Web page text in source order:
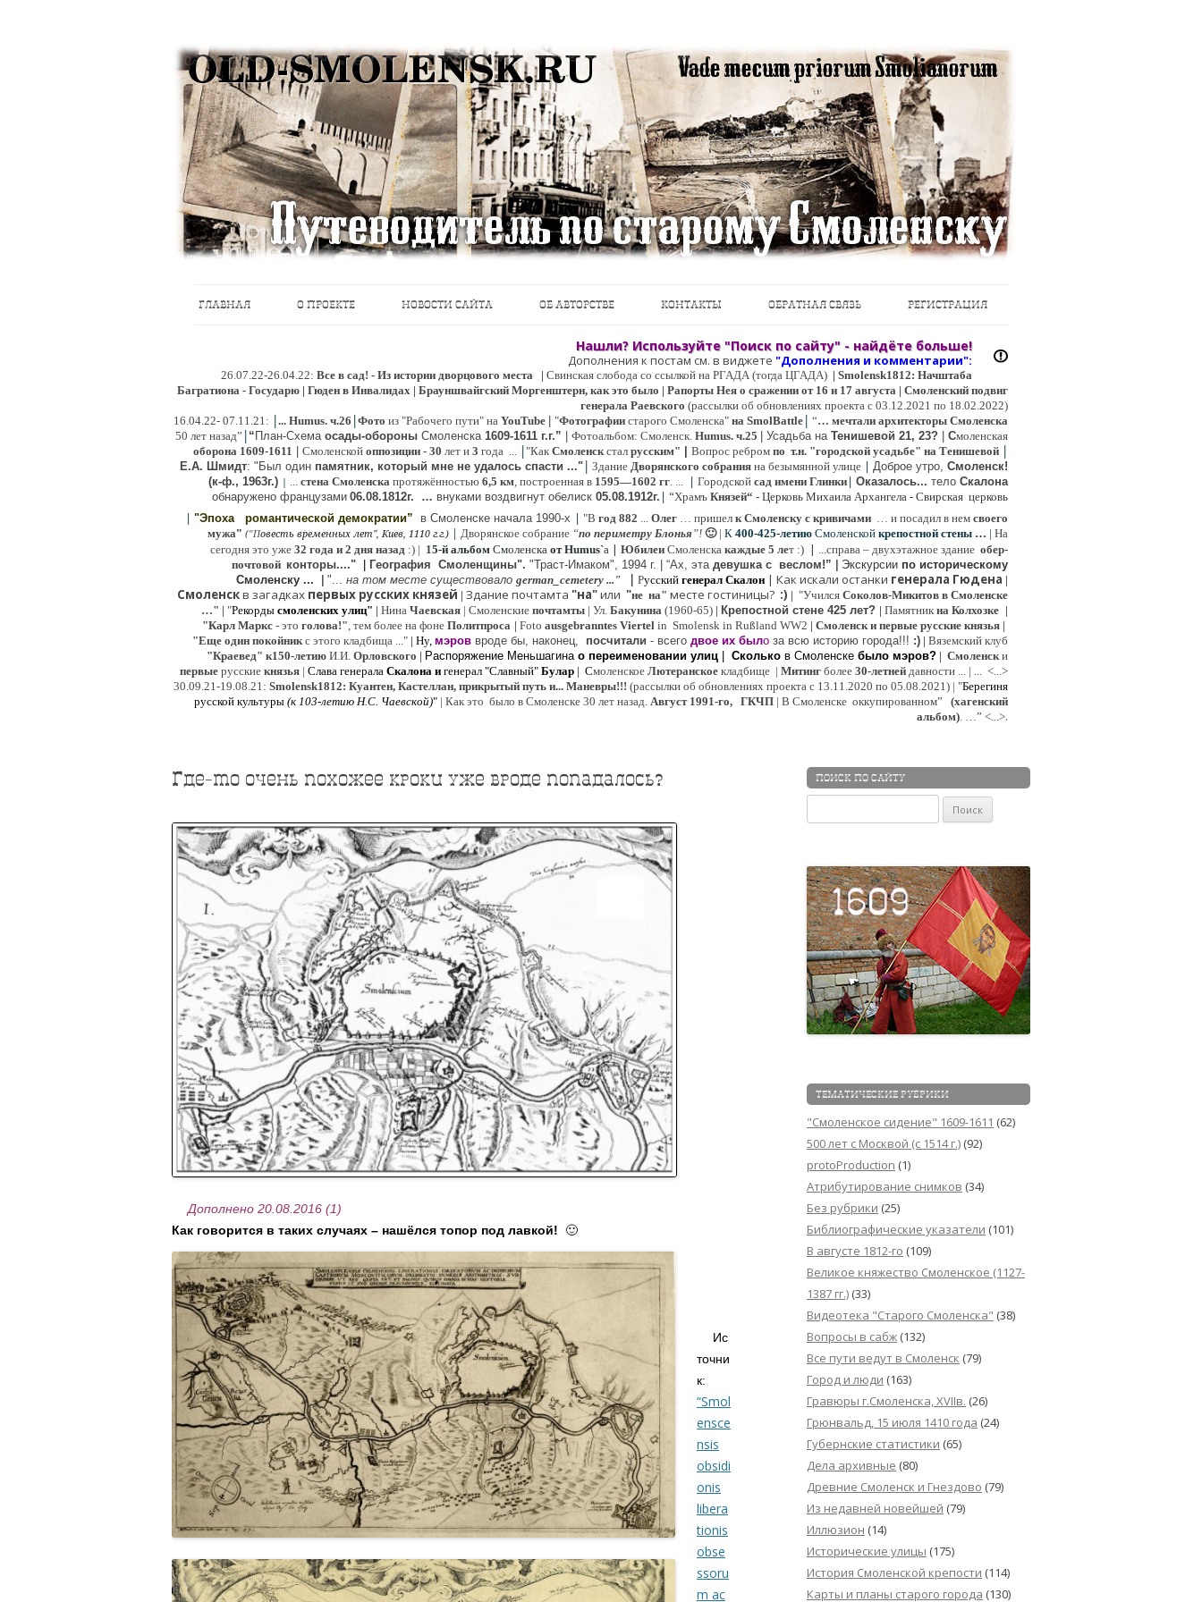
Старый Cмоленск
ГЛАВНАЯ О ПРОЕКТЕ НОВОСТИ САЙТА ОБ АВТОРСТВЕ КОНТАКТЫ ОБРАТНАЯ СВЯЗЬ РЕГИСТРАЦИЯ
Нашли? Используйте "Поиск по сайту" - найдёте больше!
Дополнения к постам см. в виджете "Дополнения и комментарии":
26.07.22-26.04.22: Все в сад! - Из истории дворцового места | Свинская слобода со ссылкой на РГАДА (тогда ЦГАДА) | Smolensk1812: Начштаба
Багратиона - Государю | Гюден в Инвалидах | Брауншвайгский Моргенштерн, как это было | Рапорты Нея о сражении от 16 и 17 августа | Смоленский подвиг
генерала Раевского (рассылки об обновлениях проекта с 03.12.2021 по 18.02.2022)
16.04.22- 07.11.21: |... Humus. ч.26 |Фото из "Рабочего пути" на YouTube "Фотографии старого Смоленска" на SmolBattle | “… мечтали архитекторы Смоленска
50 лет назад” | “ План-Схема осады-обороны Смоленска 1609-1611 г.г.” Фотоальбом: Смоленск. Humus. ч.25 | Усадьба на Тенишевой 21, 23? Смоленская
оборона 1609-1611 Смоленской оппозиции - 30 лет и 3 года ... |"Как Смоленскстал русским" Вопрос ребром по т.н. "городской усадьбе" на Тенишевой |
Е.А. Шмидт: "Был один памятник, который мне не удалось спасти ..." | Здание Дворянского собрания на безымянной улице | Доброе утро, Смоленск!
(к-ф., 1963г.) | ... стена Смоленска протяжённостью 6,5 км, построенная в 1595—1602 гг. ... | Городской сад имени Глинки | Оказалось... тело Скалона
обнаружено французами 06.08.1812г. … внуками воздвигнут обелиск 05.08.1912г. | “Храмъ Князей“ - Церковь Михаила Архангела - Свирская церковь
| "Эпохаромантической демократии” в Смоленске начала 1990-х | "В год 882 ... Олег … пришел к Смоленску с кривичами … и посадил в нем своего
мужа" ("Повесть временных лет", Киев, 1110 г.г.) | Дворянское собрание “по периметру Блонья”! 🙂| К 400-425-летию Смоленской крепостной стены … | На
сегодня это уже 32 года и 2 дня назад :) | 15-й альбом Смоленска от Humus`a | Юбилеи Смоленска каждые 5 лет :) | ...справа – двухэтажное здание обер-
почтовой конторы...." Гeография Cмоленщины". "Траст-Имаком", 1994 г. “Ах, эта девушка с веслом!” Экскурсии по историческому
Смоленску ...
"... на том месте существовало german_cemetery ..." | Русский генерал Скалон | Как искали останки генерала Гюдена |
Смоленскв загадках первых русских князей | Здание почтамта "на"или "не на" месте гостиницы? :) | "Учился Соколов-Микитов в Смоленске
…" | "Рекорды смоленских улиц" | Нина Чаевская | Смоленские почтамты | Ул. Бакунина (1960-65) | Крепостной стене 425 лет? | Памятник на Колхозке |
"Карл Маркс - это голова!", тем более на фоне Политпроса | Foto ausgebranntes Viertel in Smolensk in Rußland WW2 | Смоленск и первые русские князья |
"Еще один покойникс этого кладбища ..." | Ну, мэров вроде бы, наконец, посчитали - всего двое их было за всю историю города!!! :) | Вяземский клуб
"Краевед" к150-летию И.И. Орловского | Распоряжение Меньшагина о переименовании улиц Сколько в Смоленске было мэров? | Смоленски
первые русские князья | Слава генерала Скалона и генерал "Славный" Булар | Смоленское Лютерaнское кладбище | Митинг более 30-летней давности ... | ... <...>
30.09.21-19.08.21: Smolensk1812: Куантен, Кастеллан, прикрытый путь и... Маневры!!! (рассылки об обновлениях проекта с 13.11.2020 по 05.08.2021) | "Берегиня
русской культуры (к 103-летию Н.С. Чаевской)" | Как это было в Смоленске 30 лет назад. Август 1991-го, ГКЧП | В Смоленске оккупированном” (хагенский
альбом). …” <...>.
Где-то очень похожее кроки уже вроде попадалось?
Дополнено 20.08.2016 (1)
Как говорится в таких случаях – нашёлся топор под лавкой! 🙂
Ис
точни
к:
“Smol
ensce
nsis
obsidi
onis
libera
tionis
obse
ssoru
m ac
ПОИСК ПО САЙТУ
ТЕМАТИЧЕСКИЕ РУБРИКИ
"Смоленское сидение" 1609-1611 (62)
500 лет с Москвой (c 1514 г.) (92)
protoProduction (1)
Атрибутирование снимков (34)
Без рубрики (25)
Библиографические указатели (101)
В августе 1812-го (109)
Великое княжество Смоленское (1127-
1387 гг.) (33)
Видеотека "Cтарого Смоленска" (38)
Вопросы в сабж (132)
Все пути ведут в Смоленск (79)
Город и люди (163)
Гравюры г.Смоленска, XVIIв. (26)
Грюнвальд, 15 июля 1410 года (24)
Губернские статистики (65)
Дела архивные (80)
Древние Смоленск и Гнездово (79)
Из недавней новейшей (79)
Иллюзион (14)
Исторические улицы (175)
История Смоленской крепости (114)
Карты и планы старого города (130)